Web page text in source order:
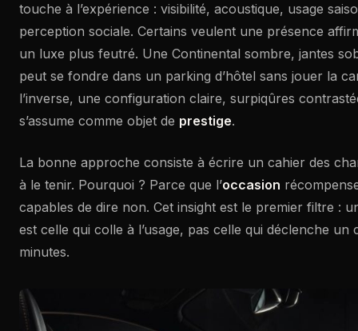
touche à l’expérience : visibilité, acoustique, usage
perception sociale. Certains veulent une présence
un luxe plus feutré. Une Continental sombre, jantes
peut se fondre dans un parking d’hôtel sans jouer la
l’inverse, une configuration claire, surpiqûres
s’assume comme objet de prestige.
La bonne approche consiste à écrire un cahier des
à le tenir. Pourquoi ? Parce que l’occasion
capables de dire non. Cet insight est le premier filtre :
est celle qui colle à l’usage, pas celle qui déclenche
minutes.